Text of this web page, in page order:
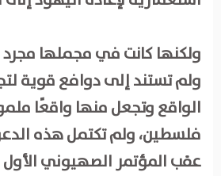
ولكنها كانت في مجملها مجرد
ولم تستند إلى دوافع قوية
الواقع وتجعل منها واقعًا
فلسطين، ولم تكتمل هذه
عقب المؤتمر الصهيوني